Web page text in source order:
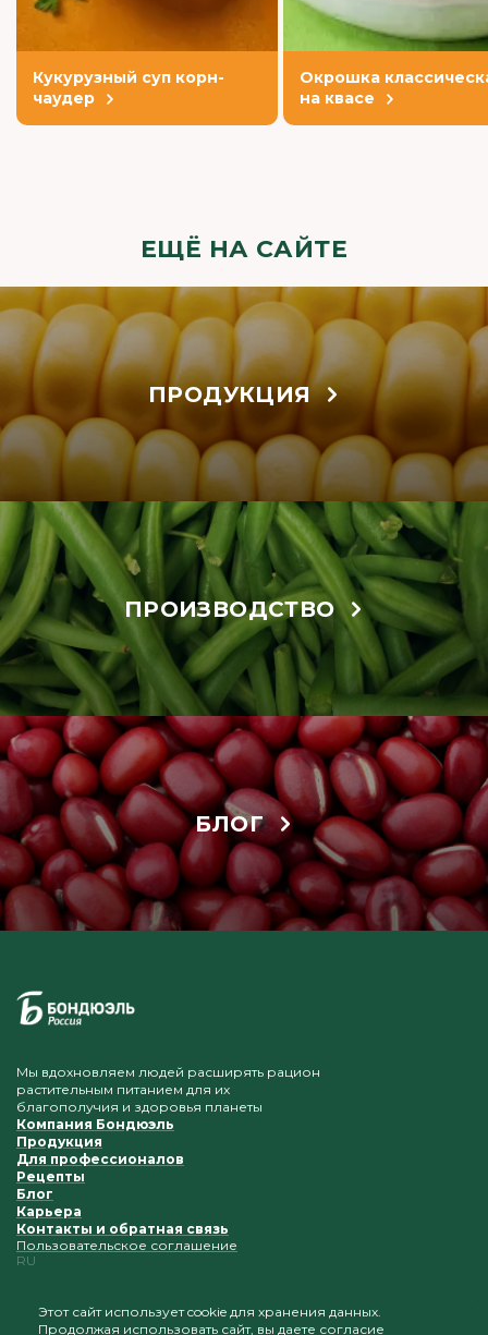
Кукурузный суп корн-
чаудер
Окрошка
на квасе
ЕЩЁ НА САЙТЕ
ПРОДУКЦИЯ
ПРОИЗВОДСТВО
БЛОГ
Мы вдохновляем людей расширять рацион
растительным питанием для их
благополучия и здоровья планеты
Компания Бондюэль
Продукция
Для профессионалов
Рецепты
Блог
Карьера
Контакты и обратная связь
Пользовательское соглашение
RU
Этот сайт использует cookie для хранения данных.
Продолжая использовать сайт, вы даете согласие